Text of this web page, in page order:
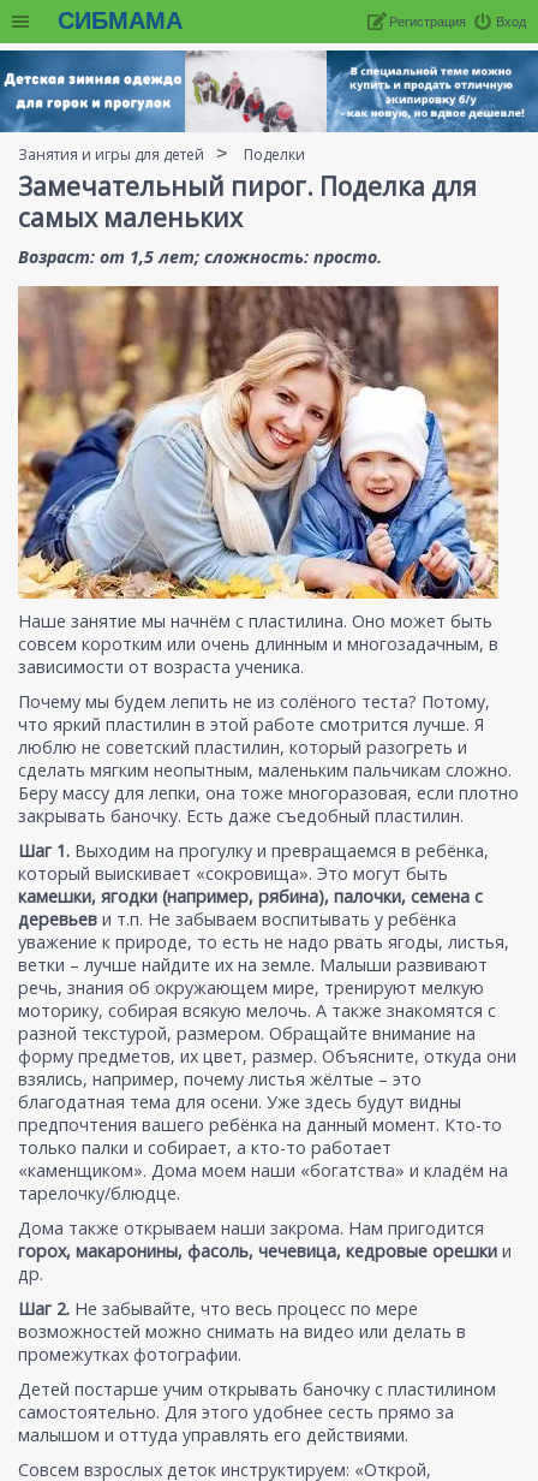
СИБМАМА Вход
Регистрация
Занятия и игры для детей Поделки
Замечательный пирог. Поделка для
самых маленьких
Возраст: от 1,5 лет; сложность: просто.
Наше занятие мы начнём с пластилина. Оно может быть
совсем коротким или очень длинным и многозадачным, в
зависимости от возраста ученика.
Почему мы будем лепить не из солёного теста? Потому,
что яркий пластилин в этой работе смотрится лучше. Я
люблю не советский пластилин, который разогреть и
сделать мягким неопытным, маленьким пальчикам сложно.
Беру массу для лепки, она тоже многоразовая, если плотно
закрывать баночку. Есть даже съедобный пластилин.
Шаг 1. Выходим на прогулку и превращаемся в ребёнка,
который выискивает «сокровища». Это могут быть
камешки, ягодки (например, рябина), палочки, семена с
деревьев и т.п. Не забываем воспитывать у ребёнка
уважение к природе, то есть не надо рвать ягоды, листья,
ветки – лучше найдите их на земле. Малыши развивают
речь, знания об окружающем мире, тренируют мелкую
моторику, собирая всякую мелочь. А также знакомятся с
разной текстурой, размером. Обращайте внимание на
форму предметов, их цвет, размер. Объясните, откуда они
взялись, например, почему листья жёлтые – это
благодатная тема для осени. Уже здесь будут видны
предпочтения вашего ребёнка на данный момент. Кто-то
только палки и собирает, а кто-то работает
«каменщиком». Дома моем наши «богатства» и кладём на
тарелочку/блюдце.
Дома также открываем наши закрома. Нам пригодится
горох, макаронины, фасоль, чечевица, кедровые орешки и
др.
Шаг 2. Не забывайте, что весь процесс по мере
возможностей можно снимать на видео или делать в
промежутках фотографии.
Детей постарше учим открывать баночку с пластилином
самостоятельно. Для этого удобнее сесть прямо за
малышом и оттуда управлять его действиями.
Совсем взрослых деток инструктируем: «Открой,